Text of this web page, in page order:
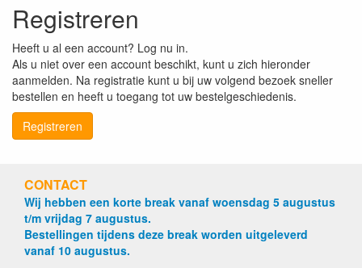
Registreren
Heeft u al een account? Log nu in.
Als u niet over een account beschikt, kunt u zich hieronder
aanmelden. Na registratie kunt u bij uw volgend bezoek sneller
bestellen en heeft u toegang tot uw bestelgeschiedenis.
Registreren
CONTACT
Wij hebben een korte break vanaf woensdag 5 augustus
t/m vrijdag 7 augustus.
Bestellingen tijdens deze break worden uitgeleverd
vanaf 10 augustus.